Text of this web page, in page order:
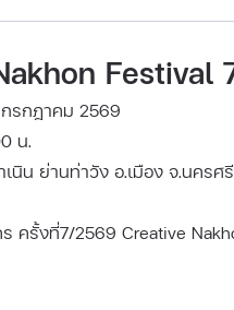
Festival
รกฎาคม 2569
น.
นิน ย่านท่าวัง อ.เมือง จ.นครศ
ครั้งที่7/2569 Creative